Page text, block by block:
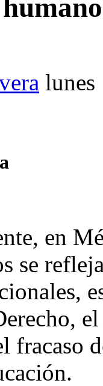
lunes
en
se
fracaso